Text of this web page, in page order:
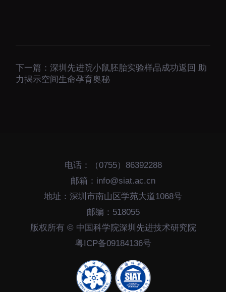
大科技基础设施
下一篇：深圳先进院小鼠胚胎实验样品成功返回 助
力揭示空间生命孕育奥秘
电话：（0755）86392288
邮箱：info@siat.ac.cn
地址：深圳市南山区学苑大道1068号
邮编：518055
版权所有 © 中国科学院深圳先进技术研究院
粤ICP备09184136号